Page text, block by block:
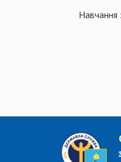
Навчання